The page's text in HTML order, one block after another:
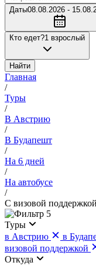
Даты08.08.2026 -
Кто едет?1 взрослый
Найти
Главная
/
Туры
/
В Австрию
/
В Будапешт
/
На 6 дней
/
На автобусе
/
С визовой поддержкой
5
Туры
в Австрию
в
визовой поддержкой
Откуда